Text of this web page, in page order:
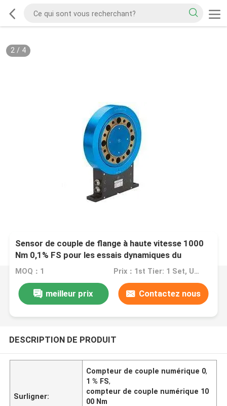
2/ 4
Sensor de couple de flange à haute vitesse 1000
Nm 0,1% FS pour les essais dynamiques du
système
MOQ：1 Prix：1st Tier: 1 Set, Unit Price USD 3.00 2nd Tier: 2-5 Sets, Unit Price USD 2.00 3rd Tier: Over 5 Sets, Unit Price USD 1.00
meilleur prix Contactez nous
DESCRIPTION DE PRODUIT
Surligner:
Compteur de couple numérique 0,
1 % FS,
compteur de couple numérique 10
00 Nm